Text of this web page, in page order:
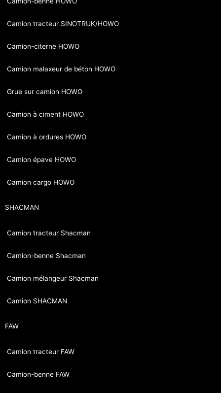
Camion tracteur SINOTRUK/HOWO
Camion-citerne HOWO
Camion malaxeur de béton HOWO
Grue sur camion HOWO
Camion à ciment HOWO
Camion à ordures HOWO
Camion épave HOWO
Camion cargo HOWO
SHACMAN
Camion tracteur Shacman
Camion-benne Shacman
Camion mélangeur Shacman
Camion SHACMAN
FAW
Camion tracteur FAW
Camion-benne FAW